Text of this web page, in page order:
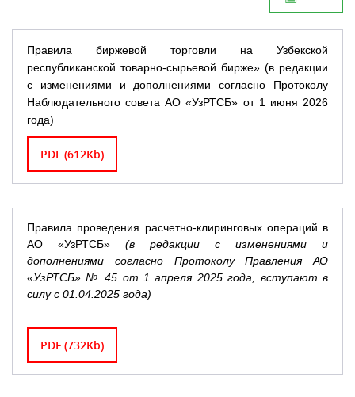
Правила биржевой торговли на Узбекской
республиканской товарно-сырьевой бирже» (в редакции
с изменениями и дополнениями согласно Протоколу
Наблюдательного совета АО «УзРТСБ» от 1 июня 2026
года)
PDF (612Kb)
Правила проведения расчетно-клиринговых операций в
АО «УзРТСБ» (в редакции с изменениями и
дополнениями согласно Протоколу Правления АО
«УзРТСБ» № 45 от 1 апреля 2025 года, вступают в
силу с 01.04.2025 года)
PDF (732Kb)